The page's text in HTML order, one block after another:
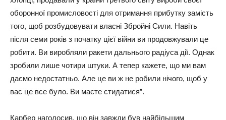
оборонної промисловості для отримання прибутку замість
того, щоб розбудовувати власні Збройні Сили. Навіть
після семи років з початку цієї війни ви продовжували це
робити. Ви виробляли ракети дальнього радіуса дії. Однак
зробили лише чотири штуки. А тепер кажете, що ми вам
даємо недостатньо. Але це ви ж не робили нічого, щоб у
вас це все було. Ви маєте стидатися”.
Карбер наголосив, що він завжди був найбільшим